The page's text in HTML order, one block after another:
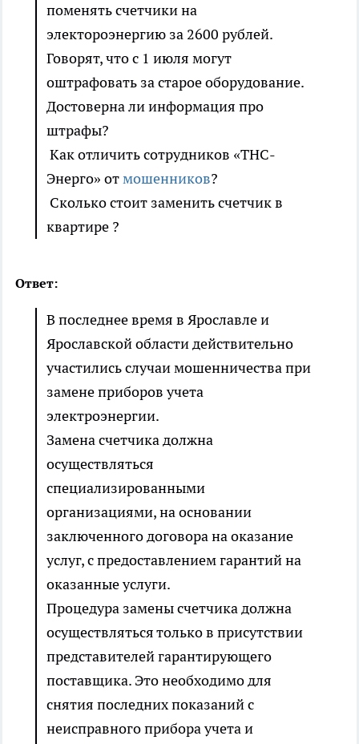
поменять счетчики на
электороэнергию за 2600 рублей.
Говорят, что с 1 июля могут
оштрафовать за старое оборудование.
Достоверна ли информация про
штрафы?
Как отличить сотрудников «ТНС-
Энерго» отмошенников?
Сколько стоит заменить счетчик в
квартире ?
Ответ:
В последнее время в Ярославле и
Ярославской области действительно
участились случаи мошенничества при
замене приборов учета
электроэнергии.
Замена счетчика должна
осуществляться
специализированными
организациями, на основании
заключенного договора на оказание
услуг, с предоставлением гарантий на
оказанные услуги.
Процедура замены счетчика должна
осуществляться только в присутствии
представителей гарантирующего
поставщика. Это необходимо для
снятия последних показаний с
неисправного прибора учета и